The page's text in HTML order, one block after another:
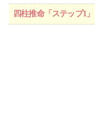
四柱推命「ステップ1